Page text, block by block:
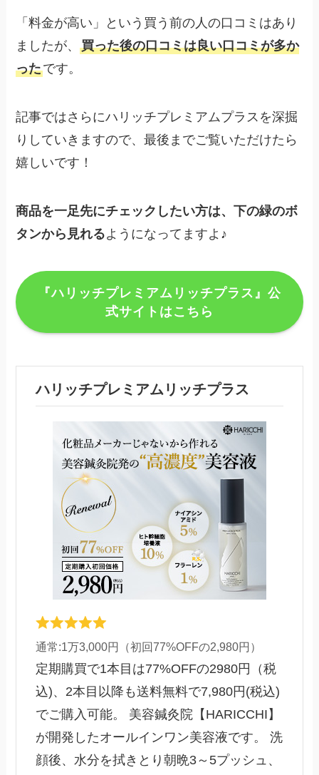
「料金が高い」という買う前の人の口コミはあり
ましたが、買った後の口コミは良い口コミが多か
ったです。
記事ではさらにハリッチプレミアムプラスを深掘
りしていきますので、最後までご覧いただけたら
嬉しいです！
商品を一足先にチェックしたい方は、下の緑のボ
タンから見れるようになってますよ♪
『ハリッチプレミアムリッチプラス』公
式サイトはこちら
ハリッチプレミアムリッチプラス
通常:1万3,000円（初回77%OFFの2,980円）
定期購買で1本目は77%OFFの2980円（税
込)、2本目以降も送料無料で7,980円(税込)
でご購入可能。 美容鍼灸院【HARICCHI】
が開発したオールインワン美容液です。 洗
顔後、水分を拭きとり朝晩3～5プッシュ、